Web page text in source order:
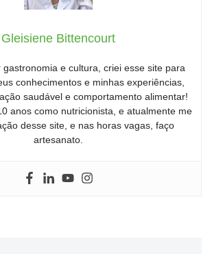
Gleisiene Bittencourt
gastronomia e cultura, criei esse site para
conhecimentos e minhas experiências,
saudável e comportamento alimentar!
anos como nutricionista, e atualmente me
desse site, e nas horas vagas, faço
artesanato.